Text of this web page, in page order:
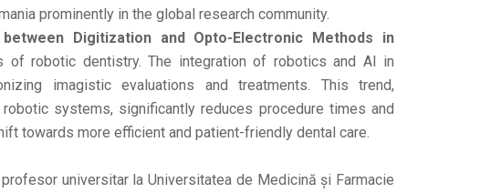
prominently in the global research community.
Digitization and Opto-Electronic Methods in
of robotic dentistry. The integration of robotics and AI in
imagistic evaluations and treatments. This trend,
systems, significantly reduces procedure times and
towards more efficient and patient-friendly dental care.
universitar la Universitatea de Medicină și Farmacie